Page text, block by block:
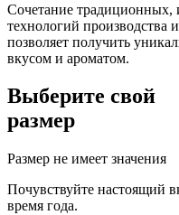
Сочетание традиционных,
технологий производства
позволяет получить
вкусом и ароматом.
Выберите свой
размер
Размер не имеет значения
Почувствуйте настоящий
время года.